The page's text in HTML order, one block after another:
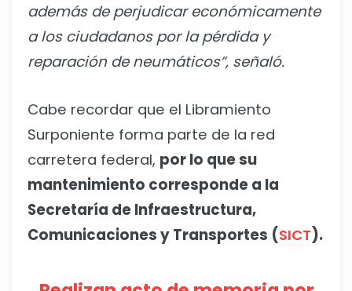
además de perjudicar económicamente
a los ciudadanos por la pérdida y
reparación de neumáticos”, señaló.
Cabe recordar que el Libramiento
Surponiente forma parte de la red
carretera federal, por lo que su
mantenimiento corresponde a la
Secretaría de Infraestructura,
Comunicaciones y Transportes (SICT).